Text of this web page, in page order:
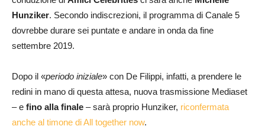
Hunziker. Secondo indiscrezioni, il programma di Canale 5
dovrebbe durare sei puntate e andare in onda da fine
settembre 2019.
Dopo il «periodo iniziale» con De Filippi, infatti, a prendere le
redini in mano di questa attesa, nuova trasmissione Mediaset
– e fino alla finale – sarà proprio Hunziker, riconfermata
anche al timone di All together now.